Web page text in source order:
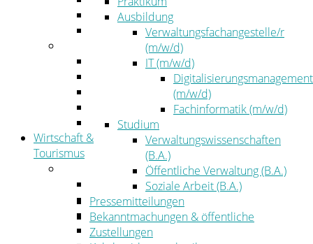
Wahlen
Der Landrat
Kommunalaufsicht
Zahlen, Daten, Fakten
Wirtschaft &
Tourismus
Wirtschaftsförderung
Gewerbeflächen und Unternehmen
Arbeitgeberservice
Mobilfunk & Breitband
Ausbildung
Verwaltungsfachangestelle/r
(m/w/d)
IT (m/w/d)
Digitalisierungsmanagement
(m/w/d)
Fachinformatik (m/w/d)
Studium
Verwaltungswissenschaften
(B.A.)
Öffentliche Verwaltung (B.A.)
Soziale Arbeit (B.A.)
Pressemitteilungen
Bekanntmachungen & öffentliche
Zustellungen